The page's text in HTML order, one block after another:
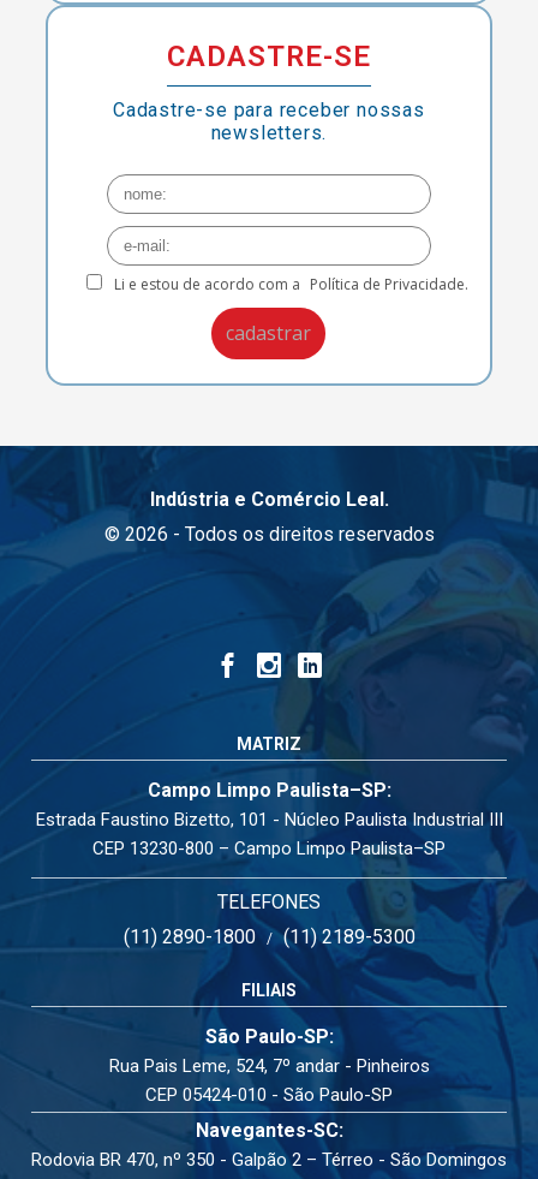
CADASTRE-SE
Cadastre-se para receber nossas
newsletters.
Li e estou de acordo com a Política de Privacidade.
Indústria e Comércio Leal.
© 2026 - Todos os direitos reservados
MATRIZ
Campo Limpo Paulista–SP:
Estrada Faustino Bizetto, 101 - Núcleo Paulista Industrial III
CEP 13230-800 – Campo Limpo Paulista–SP
TELEFONES
(11) 2890-1800/(11) 2189-5300
FILIAIS
São Paulo-SP:
Rua Pais Leme, 524, 7º andar - Pinheiros
CEP 05424-010 - São Paulo-SP
Navegantes-SC:
Rodovia BR 470, nº 350 - Galpão 2 – Térreo - São Domingos